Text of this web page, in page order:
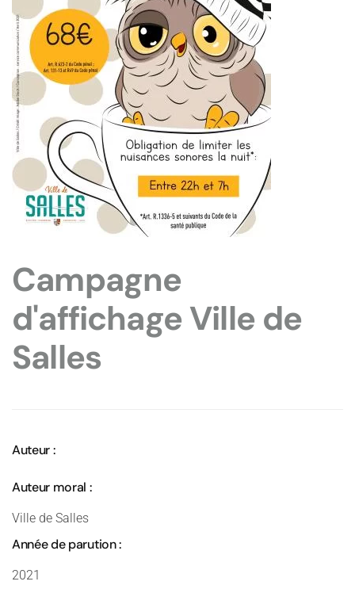
Campagne
d'affichage Ville de
Salles
Auteur :
Auteur moral :
Ville de Salles
Année de parution :
2021